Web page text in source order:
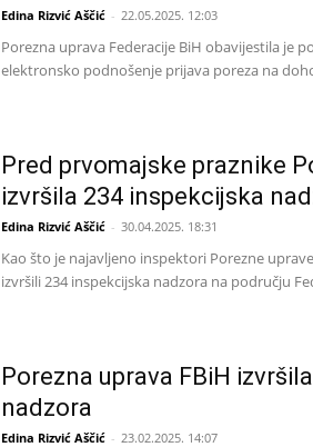
Edina Rizvić Aščić - 22.05.2025. 12:03
Porezna uprava Federacije BiH obavijestila je
elektronsko podnošenje prijava poreza na
Pred prvomajske praznike
izvršila 234 inspekcijska
Edina Rizvić Aščić - 30.04.2025. 18:31
Kao što je najavljeno inspektori Porezne
izvršili 234 inspekcijska nadzora na području
Porezna uprava FBiH
nadzora
Edina Rizvić Aščić - 23.02.2025. 14:07